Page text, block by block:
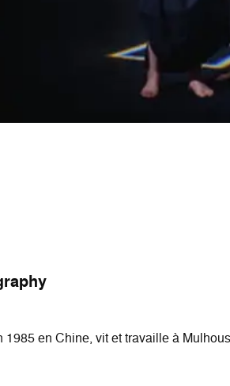
1985 en Chine, vit et travaille à